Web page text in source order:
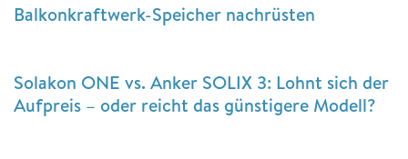
Balkonkraftwerk-Speicher nachrüsten
Solakon ONE vs. Anker SOLIX 3: Lohnt sich der
Aufpreis – oder reicht das günstigere Modell?